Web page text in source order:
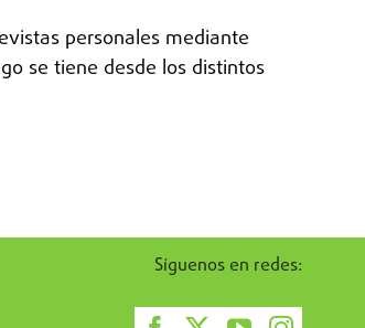
personales mediante
se tiene desde los distintos
Síguenos en redes: